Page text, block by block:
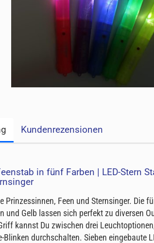
Kundenrezensionen
in fünf Farben | LED-Stern
Prinzessinnen, Feen und Sternsinger. Die
und Gelb lassen sich perfekt zu diversen
kannst Du zwischen drei
Blinken durchschalten. Sieben eingebaute